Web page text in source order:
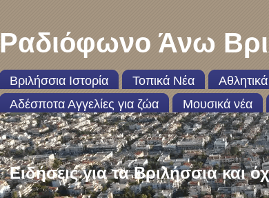
Ραδιόφωνο Άνω
Βριλήσσια Ιστορία Τοπικά Νέα
Αδέσποτα Αγγελίες για ζώα
Μουσικά νέα
Ειδήσεις για τα Βριλήσσια και